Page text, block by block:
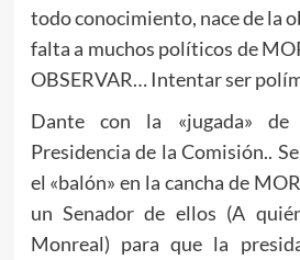
todo conocimiento, nace de la
falta a muchos políticos de
OBSERVAR… Intentar ser
Dante con la «jugada» de
Presidencia de la Comisión..
el «balón» en la cancha de
un Senador de ellos (A
Monreal) para que la